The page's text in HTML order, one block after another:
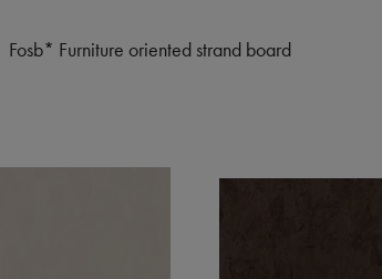
Fosb* Furniture oriented strand board